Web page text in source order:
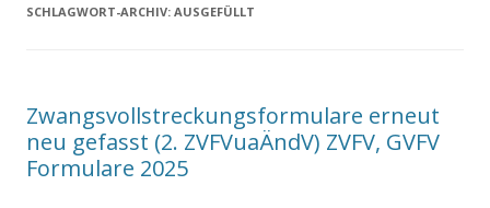
SCHLAGWORT-ARCHIV: AUSGEFÜLLT
Zwangsvollstreckungsformulare erneut
neu gefasst (2. ZVFVuaÄndV) ZVFV, GVFV
Formulare 2025